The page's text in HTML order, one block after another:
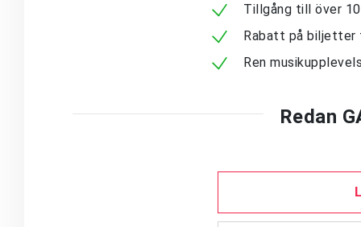
Tillgång till över
Rabatt på
Ren
Redan